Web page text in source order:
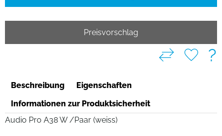
Preisvorschlag
?
Beschreibung
Eigenschaften
Informationen zur Produktsicherheit
Audio Pro A38 W /Paar (weiss)